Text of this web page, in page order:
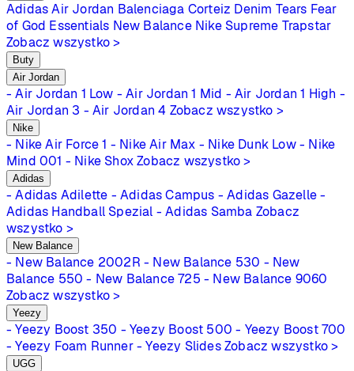
Adidas Air Jordan Balenciaga Corteiz Denim Tears Fear
of God Essentials New Balance Nike Supreme Trapstar
Zobacz wszystko >
Buty
Air Jordan
- Air Jordan 1 Low - Air Jordan 1 Mid - Air Jordan 1 High -
Air Jordan 3 - Air Jordan 4 Zobacz wszystko >
Nike
- Nike Air Force 1 - Nike Air Max - Nike Dunk Low - Nike
Mind 001 - Nike Shox Zobacz wszystko >
Adidas
- Adidas Adilette - Adidas Campus - Adidas Gazelle -
Adidas Handball Spezial - Adidas Samba Zobacz
wszystko >
New Balance
- New Balance 2002R - New Balance 530 - New
Balance 550 - New Balance 725 - New Balance 9060
Zobacz wszystko >
Yeezy
- Yeezy Boost 350 - Yeezy Boost 500 - Yeezy Boost 700
- Yeezy Foam Runner - Yeezy Slides Zobacz wszystko >
UGG